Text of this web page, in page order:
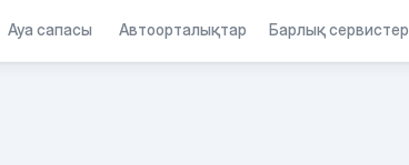
Ауа сапасы Автоорталықтар Барлық сервистер